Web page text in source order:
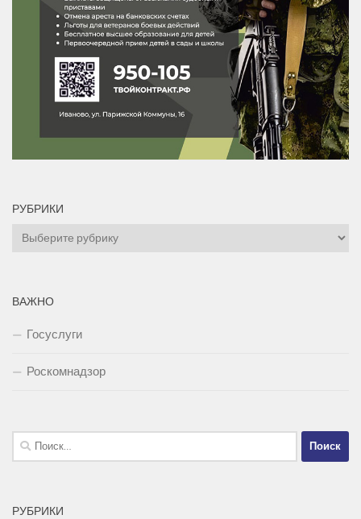
РУБРИКИ
Рубрики
ВАЖНО
Госуслуги
Роскомнадзор
Найти:
РУБРИКИ